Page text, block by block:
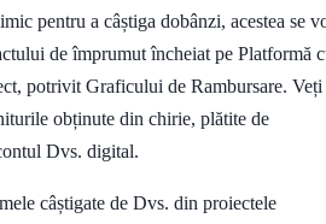
pentru a câștiga dobânzi, acestea se
de împrumut încheiat pe Platformă
potrivit Graficului de Rambursare. Veți
obținute din chirie, plătite de
Dvs. digital.
câștigate de Dvs. din proiectele